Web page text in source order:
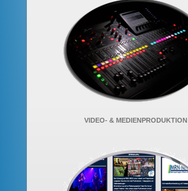
VIDEO- & MEDIENPRODUKTION